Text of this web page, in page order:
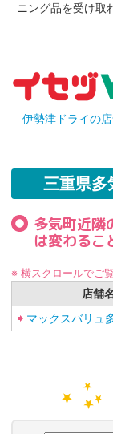
ニング品を受け取
伊勢津ドライの
三重県多
多気町近隣
は変わるこ
※ 横スクロールでご
店舗
マックスバリュ